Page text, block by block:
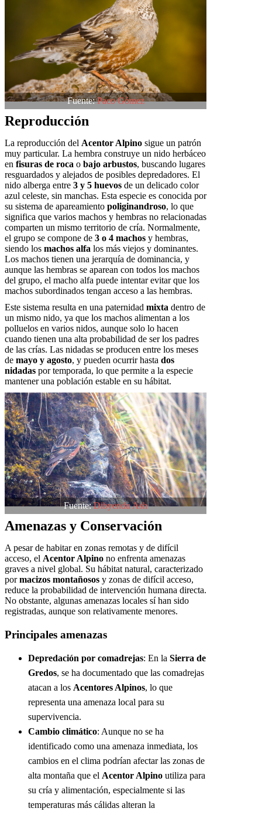
Fuente:Paco Gómez
Reproducción
La reproducción del Acentor Alpino sigue un patrón
muy particular. La hembra construye un nido herbáceo
en fisuras de roca o bajo arbustos, buscando lugares
resguardados y alejados de posibles depredadores. El
nido alberga entre 3 y 5 huevos de un delicado color
azul celeste, sin manchas. Esta especie es conocida por
su sistema de apareamiento poliginandroso, lo que
significa que varios machos y hembras no relacionadas
comparten un mismo territorio de cría. Normalmente,
el grupo se compone de 3 o 4 machos y hembras,
siendo los machos alfa los más viejos y dominantes.
Los machos tienen una jerarquía de dominancia, y
aunque las hembras se aparean con todos los machos
del grupo, el macho alfa puede intentar evitar que los
machos subordinados tengan acceso a las hembras.
Este sistema resulta en una paternidad mixta dentro de
un mismo nido, ya que los machos alimentan a los
polluelos en varios nidos, aunque solo lo hacen
cuando tienen una alta probabilidad de ser los padres
de las crías. Las nidadas se producen entre los meses
de mayo y agosto, y pueden ocurrir hasta dos
nidadas por temporada, lo que permite a la especie
mantener una población estable en su hábitat.
Fuente:Dibyendu Ash
Amenazas y Conservación
A pesar de habitar en zonas remotas y de difícil
acceso, el Acentor Alpino no enfrenta amenazas
graves a nivel global. Su hábitat natural, caracterizado
pormacizos montañosos y zonas de difícil acceso,
reduce la probabilidad de intervención humana directa.
No obstante, algunas amenazas locales sí han sido
registradas, aunque son relativamente menores.
Principales amenazas
Depredación por comadrejas: En la Sierra de
Gredos, se ha documentado que las comadrejas
atacan a los Acentores Alpinos, lo que
representa una amenaza local para su
supervivencia.
Cambio climático: Aunque no se ha
identificado como una amenaza inmediata, los
cambios en el clima podrían afectar las zonas de
alta montaña que el Acentor Alpino utiliza para
su cría y alimentación, especialmente si las
temperaturas más cálidas alteran la